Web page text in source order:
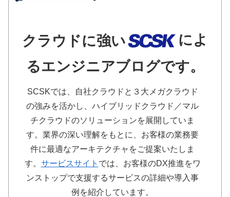
クラウドに強い
によ
るエンジニアブログです。
SCSKでは、自社クラウドと３大メガクラウド
の強みを活かし、ハイブリッドクラウド／マル
チクラウドのソリューションを展開していま
す。業界の深い理解をもとに、お客様の業務要
件に最適なアーキテクチャをご提案いたしま
す。 サービスサイト では、お客様のDX推進をワ
ンストップで支援するサービスの詳細や導入事
例を紹介しています。